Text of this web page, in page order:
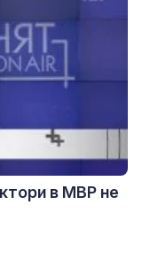
в МВР не